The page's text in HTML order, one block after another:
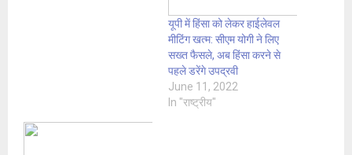
यूपी में हिंसा को लेकर हाईलेवल
मीटिंग खत्म: सीएम योगी ने लिए
सख्त फैसले, अब हिंसा करने से
पहले डरेंगे उपद्रवी
June 11, 2022
In "राष्ट्रीय"